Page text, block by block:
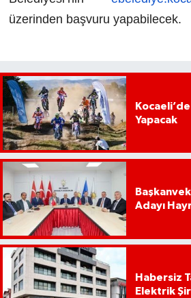
üzerinden başvuru yapabilecek.
Yapacak
Adayı
Habersiz
Elektrik